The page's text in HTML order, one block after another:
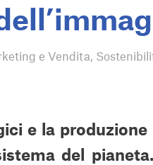
e Vendita,
e la
del